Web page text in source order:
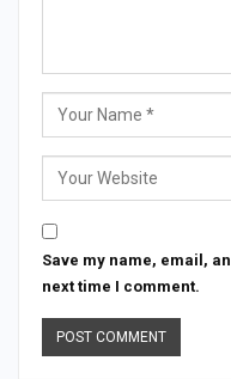
Save my name, email,
next time I comment.